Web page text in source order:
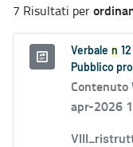
7 Risultati per
Verbale n
Pubblico
Contenuto
apr-2026